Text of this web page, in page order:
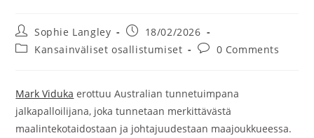
Post
author:
Sophie Langley
Post
published:
18/02/2026
PostKansainväliset osallistumiset
Post0 Comments
Mark Viduka erottuu Australian tunnetuimpana
jalkapalloilijana, joka tunnetaan merkittävästä
maalintekotaidostaan ja johtajuudestaan maajoukkueessa.